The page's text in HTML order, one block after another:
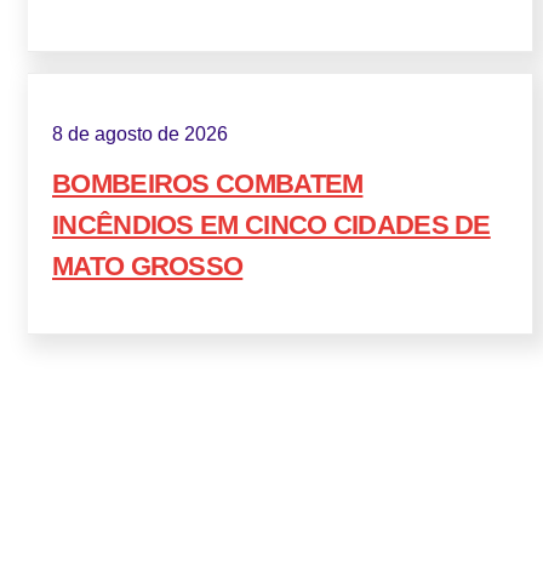
8 de agosto de 2026
BOMBEIROS COMBATEM
INCÊNDIOS EM CINCO CIDADES DE
MATO GROSSO